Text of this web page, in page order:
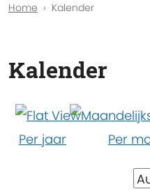
Home Kalender
Kalender
Per jaar Per